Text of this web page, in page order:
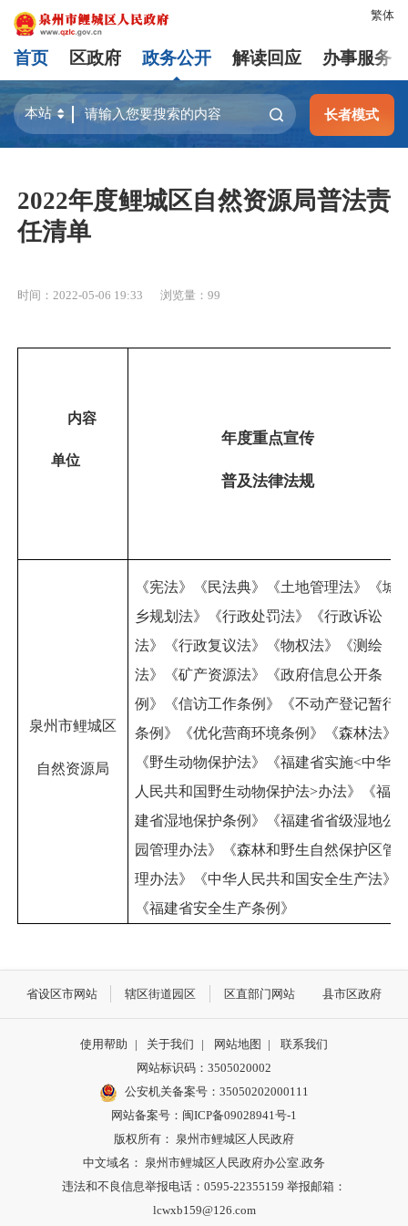
繁体
首页 区政府 政务公开 解读回应 办事服务
长者模式
2022年度鲤城区自然资源局普法责
任清单
时间：2022-05-06 19:33 浏览量： 99
内容
单位
年度重点宣传
普及法律法规
泉州市鲤城区
自然资源局
《宪法》《民法典》《土地管理法》《城
乡规划法》《行政处罚法》《行政诉讼
法》《行政复议法》《物权法》《测绘
法》《矿产资源法》《政府信息公开条
例》《信访工作条例》《不动产登记暂行
条例》《优化营商环境条例》《森林法》
《野生动物保护法》《福建省实施<中华
人民共和国野生动物保护法>办法》《福
建省湿地保护条例》《福建省省级湿地公
园管理办法》《森林和野生自然保护区管
理办法》《中华人民共和国安全生产法》
《福建省安全生产条例》
省设区市网站 辖区街道园区 区直部门网站 县市区政府
使用帮助 | 关于我们 | 网站地图 |
联系我们
网站标识码：3505020002
公安机关备案号：35050202000111
网站备案号：闽ICP备09028941号-1
版权所有： 泉州市鲤城区人民政府
中文域名： 泉州市鲤城区人民政府办公室.政务
违法和不良信息举报电话：0595-22355159 举报邮箱：
lcwxb159@126.com